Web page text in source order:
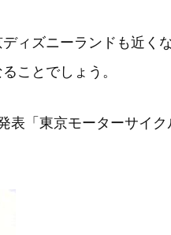
ィズニーランドも近
ことでしょう。
「東京モーターサイ